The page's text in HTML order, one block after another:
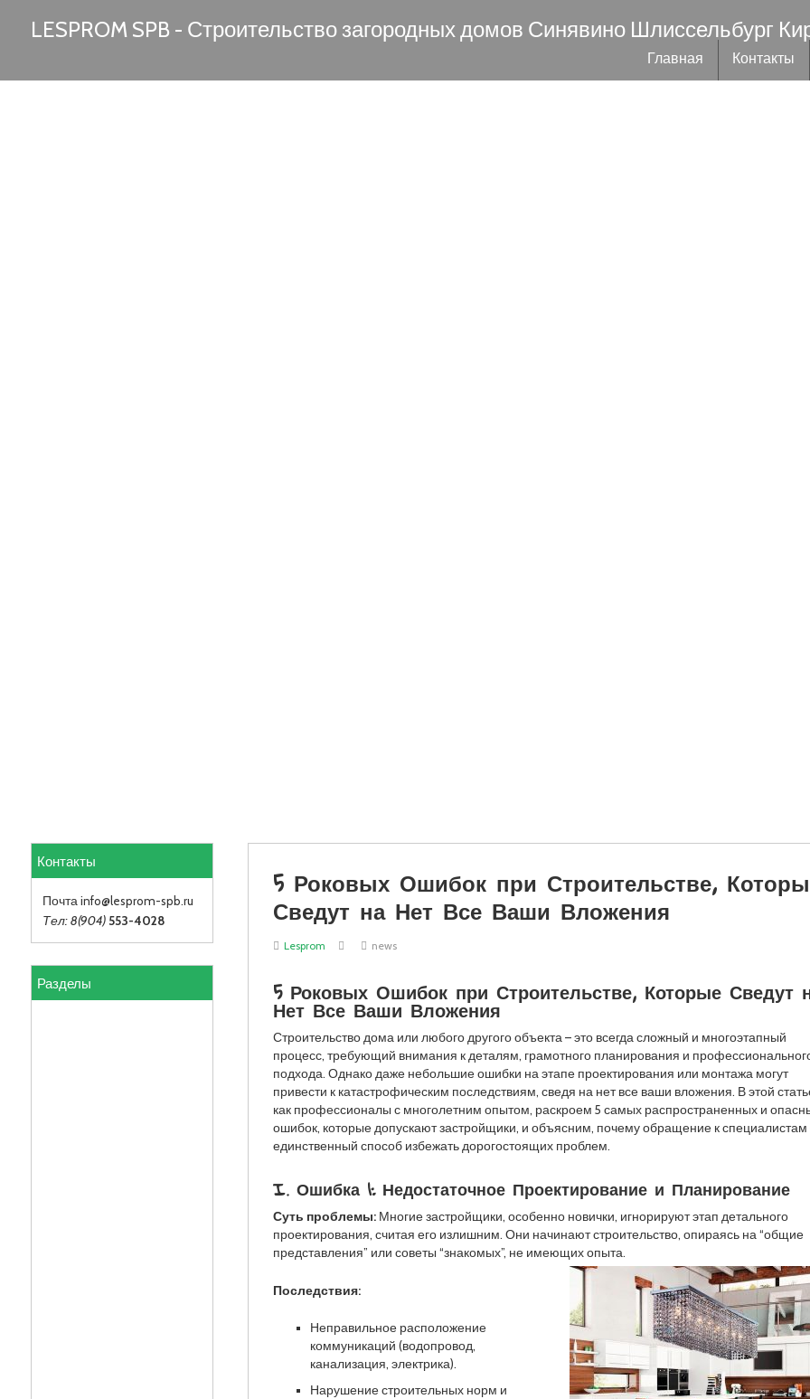
LESPROM SPB - Строительство загородных домов Синявино Шлиссельбург
Главная Контакты
5 Роковых Ошибок при Строительстве,
Сведут на Нет Все Ваши Вложения
Lesprom news
5 Роковых Ошибок при Строительстве, Которые Сведут
Нет Все Ваши Вложения
Строительство дома или любого другого объекта – это всегда сложный и многоэтапный
процесс, требующий внимания к деталям, грамотного планирования и
подхода. Однако даже небольшие ошибки на этапе проектирования или монтажа могут
привести к катастрофическим последствиям, сведя на нет все ваши вложения. В этой
как профессионалы с многолетним опытом, раскроем 5 самых распространенных и
ошибок, которые допускают застройщики, и объясним, почему обращение к специалистам
единственный способ избежать дорогостоящих проблем.
I. Ошибка 1: Недостаточное Проектирование и Планирование
Суть проблемы: Многие застройщики, особенно новички, игнорируют этап детального
проектирования, считая его излишним. Они начинают строительство, опираясь на “общие
представления” или советы “знакомых”, не имеющих опыта.
Последствия:
Неправильное расположение
коммуникаций (водопровод,
канализация, электрика).
Нарушение строительных норм и
Контакты
Почта info@lesprom-spb.ru
Тел: 8(904) 553-4028
Разделы